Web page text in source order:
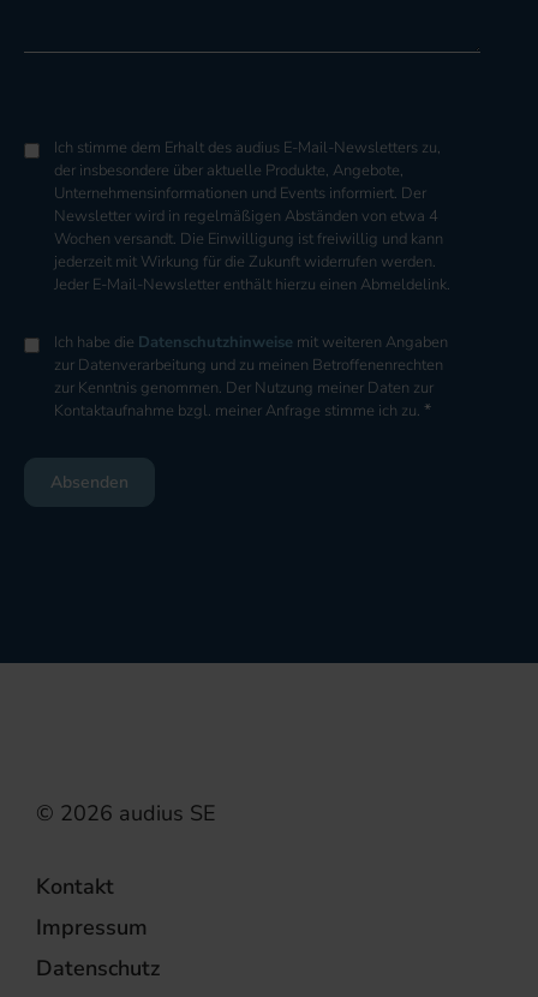
Ich stimme dem Erhalt des audius E-Mail-Newsletters zu,
der insbesondere über aktuelle Produkte, Angebote,
Unternehmensinformationen und Events informiert. Der
Newsletter wird in regelmäßigen Abständen von etwa 4
Wochen versandt. Die Einwilligung ist freiwillig und kann
jederzeit mit Wirkung für die Zukunft widerrufen werden.
Jeder E-Mail-Newsletter enthält hierzu einen Abmeldelink.
Ich habe die Datenschutzhinweise mit weiteren Angaben
zur Datenverarbeitung und zu meinen Betroffenenrechten
zur Kenntnis genommen. Der Nutzung meiner Daten zur
Kontaktaufnahme bzgl. meiner Anfrage stimme ich zu. *
Kontakt
Impressum
Datenschutz